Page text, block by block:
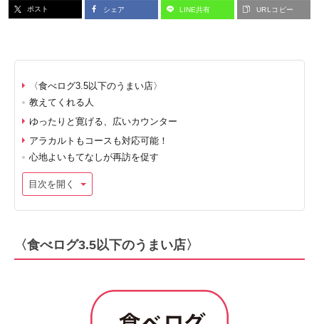
ポスト シェア LINE共有 URLコピー
〈食べログ3.5以下のうまい店〉
教えてくれる人
ゆったりと寛げる、広いカウンター
アラカルトもコースも対応可能！
心地よいもてなしが再訪を促す
目次を開く
〈食べログ3.5以下のうまい店〉